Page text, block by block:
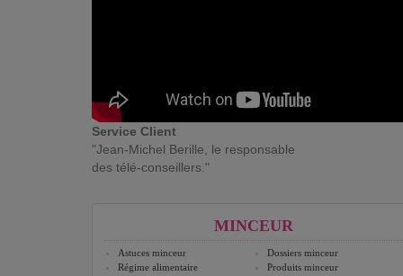
Service Client
"Jean-Michel Berille, le responsable
des télé-conseillers."
MINCEUR
Astuces minceur
Dossiers minceur
Régime alimentaire
Produits minceur